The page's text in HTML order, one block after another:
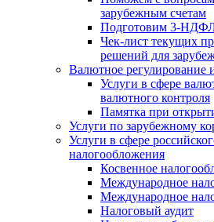
зарубежным счетам
Подготовим 3-
Чек-лист текущих
решений для
Валютное регулирование
Услуги в сфере
валютного контроля
Памятка при
Услуги по зарубежному
Услуги в сфере
налогообложения
Косвенное
Международное
Международное
Налоговый аудит